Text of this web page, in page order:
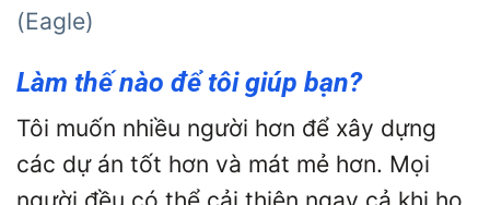
(Eagle)
Làm thế nào để tôi giúp bạn?
Tôi muốn nhiều người hơn để xây dựng
các dự án tốt hơn và mát mẻ hơn. Mọi